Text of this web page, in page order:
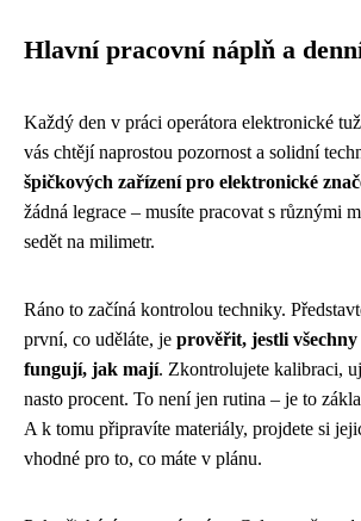
Hlavní pracovní náplň a
Každý den v práci operátora elektronické
vás chtějí naprostou pozornost a solidní
špičkových zařízení pro elektronické
žádná legrace – musíte pracovat s různými
sedět na milimetr.
Ráno to začíná kontrolou techniky.
první, co uděláte, je prověřit, jestli
fungují, jak mají. Zkontrolujete kalibraci,
nasto procent. To není jen rutina – je to
A k tomu připravíte materiály, projdete si
vhodné pro to, co máte v plánu.